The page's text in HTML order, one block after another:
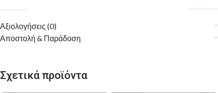
Αξιολογήσεις (0)
Αποστολή & Παράδοση
Σχετικά προϊόντα